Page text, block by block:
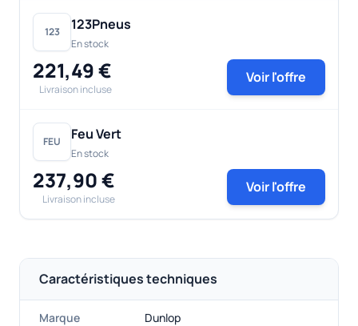
123 123Pneus
En stock
221,49 €
Livraison incluse
Voir l'offre
FEU Feu Vert
En stock
237,90 €
Livraison incluse
Voir l'offre
Caractéristiques techniques
Marque Dunlop